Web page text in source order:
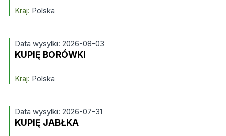
Kraj: Polska
Data wysylki: 2026-08-03
KUPIĘ BORÓWKI
Kraj: Polska
Data wysylki: 2026-07-31
KUPIĘ JABŁKA